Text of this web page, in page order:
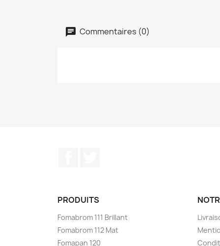
Commentaires (0)
PRODUITS
Fomabrom 111 Brillant
Fomabrom 112 Mat
Fomapan 120